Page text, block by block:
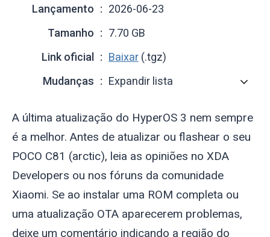
Lançamento
2026-06-23
Tamanho
7.70 GB
Link oficial
Baixar (.tgz)
Mudanças
Expandir lista
A última atualização do HyperOS 3 nem sempre
é a melhor. Antes de atualizar ou flashear o seu
POCO C81 (arctic), leia as opiniões no XDA
Developers ou nos fóruns da comunidade
Xiaomi. Se ao instalar uma ROM completa ou
uma atualização OTA aparecerem problemas,
deixe um comentário indicando a região do